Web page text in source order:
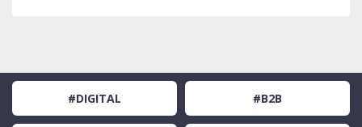
#DIGITAL #B2B